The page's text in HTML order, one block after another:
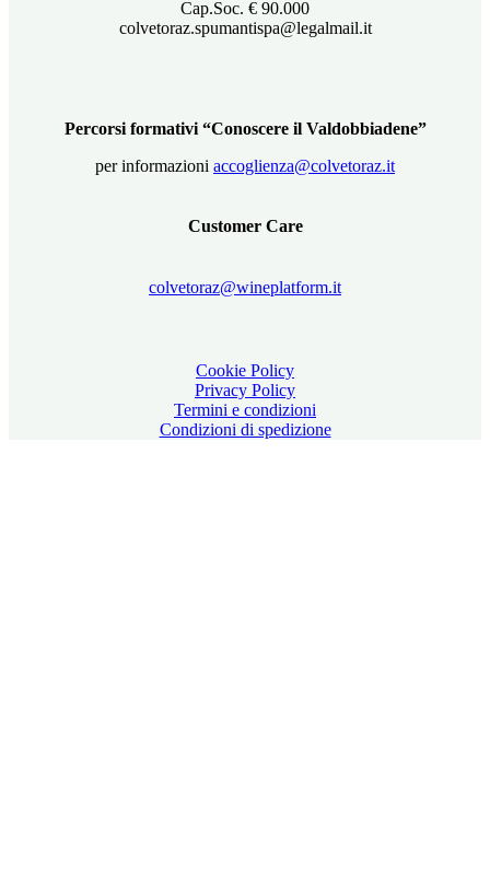
Cap.Soc. € 90.000
colvetoraz.spumantispa@legalmail.it
Percorsi formativi “Conoscere il Valdobbiadene”
per informazioni accoglienza@colvetoraz.it
Customer Care
colvetoraz@wineplatform.it
Cookie Policy
Privacy Policy
Termini e condizioni
Condizioni di spedizione